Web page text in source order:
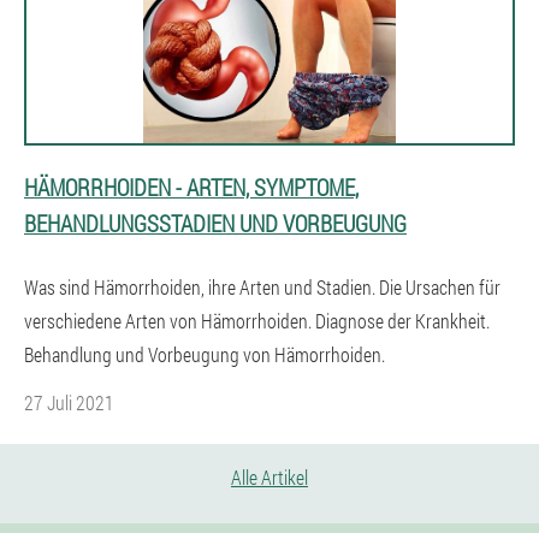
HÄMORRHOIDEN - ARTEN, SYMPTOME,
BEHANDLUNGSSTADIEN UND VORBEUGUNG
Was sind Hämorrhoiden, ihre Arten und Stadien. Die Ursachen für
verschiedene Arten von Hämorrhoiden. Diagnose der Krankheit.
Behandlung und Vorbeugung von Hämorrhoiden.
27 Juli 2021
Alle Artikel